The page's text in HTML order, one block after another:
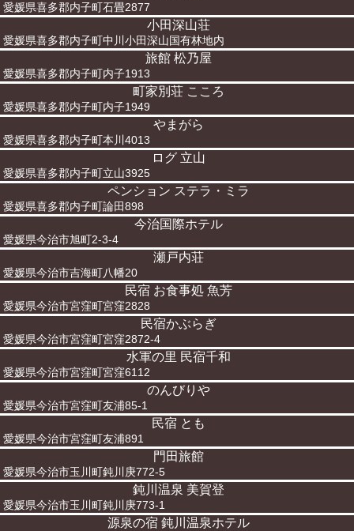
愛媛県喜多郡内子町石畳2877
小田深山荘
愛媛県喜多郡内子町中川小田深山国有林地内
旅館 松乃屋
愛媛県喜多郡内子町内子1913
町家別荘 こころ
愛媛県喜多郡内子町内子1949
やまがら
愛媛県喜多郡内子町本川4013
ログ 立山
愛媛県喜多郡内子町立山3925
ペンション ステラ・ミラ
愛媛県喜多郡内子町論田898
今治国際ホテル
愛媛県今治市旭町2-3-4
瀬戸内荘
愛媛県今治市吉海町八幡20
民宿 お食事処 魚芳
愛媛県今治市宮窪町宮窪2828
民宿かぶらぎ
愛媛県今治市宮窪町宮窪2872-4
水軍の里 民宿千和
愛媛県今治市宮窪町宮窪6112
のんびりや
愛媛県今治市宮窪町友浦85-1
民宿 とも
愛媛県今治市宮窪町友浦891
門田旅館
愛媛県今治市玉川町鈍川庚772-5
鈍川温泉 美賀登
愛媛県今治市玉川町鈍川庚773-1
源泉の宿 鈍川温泉ホテル